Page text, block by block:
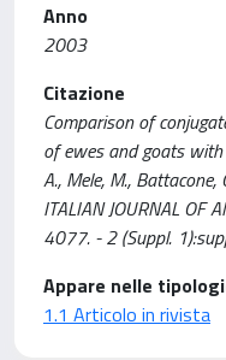
Anno
2003
Citazione
Comparison of
of ewes and goats
A., Mele, M., Battacone,
ITALIAN JOURNAL OF
4077. - 2 (Suppl.
Appare nelle
1.1 Articolo in rivista